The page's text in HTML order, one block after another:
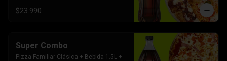
$23.990
Super Combo
Pizza Familiar Clásica + Bebida 1.5L +